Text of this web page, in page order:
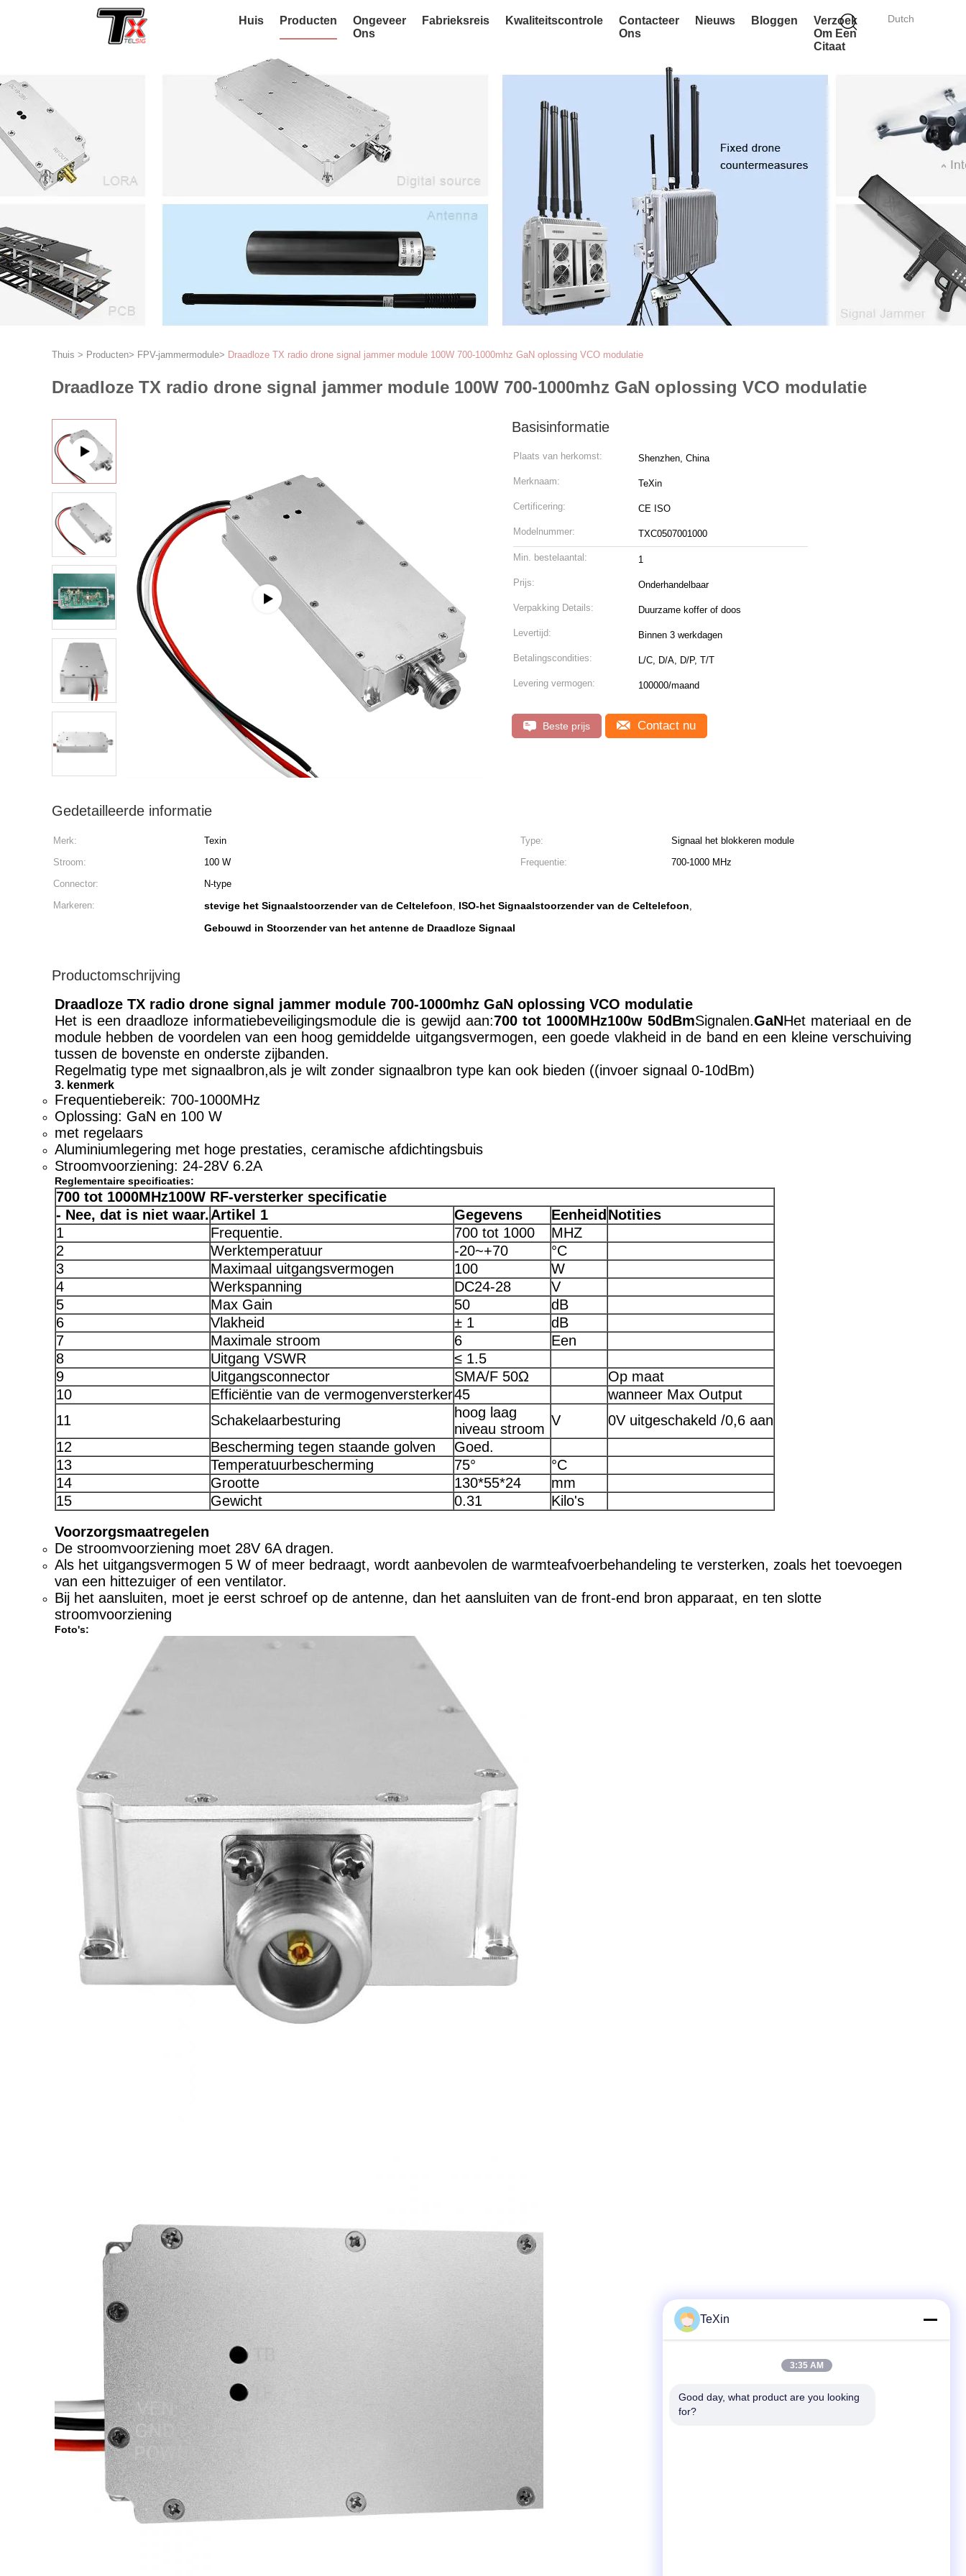
Dutch
Huis Producten
Ongeveer
Ons
Fabrieksreis Kwaliteitscontrole
Contacteer
Ons
Nieuws Bloggen
Verzoek
Om Een
Citaat
Thuis > Producten> FPV-jammermodule> Draadloze TX radio drone signal jammer module 100W 700-1000mhz GaN oplossing VCO modulatie
Draadloze TX radio drone signal jammer module 100W 700-1000mhz GaN oplossing VCO modulatie
Basisinformatie
Plaats van herkomst: Shenzhen, China
Merknaam: TeXin
Certificering: CE ISO
Modelnummer: TXC0507001000
Min. bestelaantal: 1
Prijs: Onderhandelbaar
Verpakking Details: Duurzame koffer of doos
Levertijd: Binnen 3 werkdagen
Betalingscondities: L/C, D/A, D/P, T/T
Levering vermogen: 100000/maand
Beste prijs Contact nu
Gedetailleerde informatie
Merk: Texin Type:
Signaal het blokkeren module
Stroom:
100 W Frequentie:
700-1000 MHz
Connector:
N-type
Markeren:
stevige het Signaalstoorzender van de Celtelefoon, ISO-het Signaalstoorzender van de Celtelefoon,
Gebouwd in Stoorzender van het antenne de Draadloze Signaal
Productomschrijving
Draadloze TX radio drone signal jammer module 700-1000mhz GaN oplossing VCO modulatie
Het is een draadloze informatiebeveiligingsmodule die is gewijd aan:700 tot 1000MHz100w 50dBmSignalen.GaNHet materiaal en de
module hebben de voordelen van een hoog gemiddelde uitgangsvermogen, een goede vlakheid in de band en een kleine verschuiving
tussen de bovenste en onderste zijbanden.
Regelmatig type met signaalbron,als je wilt zonder signaalbron type kan ook bieden ((invoer signaal 0-10dBm)
3. kenmerk
Frequentiebereik: 700-1000MHz
Oplossing: GaN en 100 W
met regelaars
Aluminiumlegering met hoge prestaties, ceramische afdichtingsbuis
Stroomvoorziening: 24-28V 6.2A
Reglementaire specificaties:
700 tot 1000MHz100W RF-versterker specificatie
- Nee, dat is niet waar.Artikel 1 Gegevens Eenheid Notities
1
Frequentie. 700 tot 1000
MHZ
2
Werktemperatuur -20~+70
°C
3
Maximaal uitgangsvermogen 100
W
4
Werkspanning DC24-28
V
5
Max Gain 50
dB
6
Vlakheid ± 1
dB
7
Maximale stroom 6
Een
8
Uitgang VSWR
≤ 1.5
9
Uitgangsconnector SMA/F 50Ω
Op maat
10
Efficiëntie van de vermogenversterker45
wanneer Max Output
11
Schakelaarbesturing
hoog laag
niveau stroom
V
0V uitgeschakeld /0,6 aan
12
Bescherming tegen staande golven
Goed.
13
Temperatuurbescherming 75°
°C
14
Grootte 130*55*24
mm
15
Gewicht 0.31
Kilo's
Voorzorgsmaatregelen
De stroomvoorziening moet 28V 6A dragen.
Als het uitgangsvermogen 5 W of meer bedraagt, wordt aanbevolen de warmteafvoerbehandeling te versterken, zoals het toevoegen
van een hittezuiger of een ventilator.
Bij het aansluiten, moet je eerst schroef op de antenne, dan het aansluiten van de front-end bron apparaat, en ten slotte
stroomvoorziening
Foto's:
TeXin
3:35 AM
Good day, what product are you looking
for?